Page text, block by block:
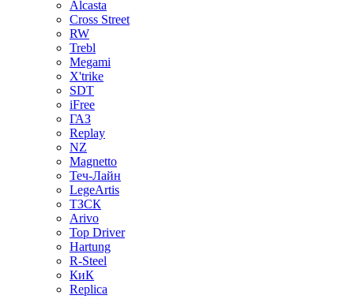
Alcasta
Cross Street
RW
Trebl
Megami
X'trike
SDT
iFree
ГАЗ
Replay
NZ
Magnetto
Теч-Лайн
LegeArtis
ТЗСК
Arivo
Top Driver
Hartung
R-Steel
КиК
Replica